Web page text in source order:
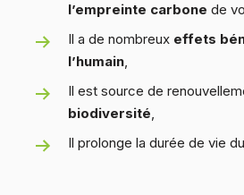
l’empreinte carbone de
Il a de nombreux effets
l’humain,
Il est source de
biodiversité,
Il prolonge la durée de vie